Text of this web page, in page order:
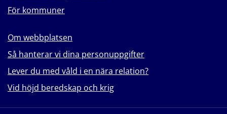
För kommuner
Om webbplatsen
Så hanterar vi dina personuppgifter
Lever du med våld i en nära relation?
Vid höjd beredskap och krig